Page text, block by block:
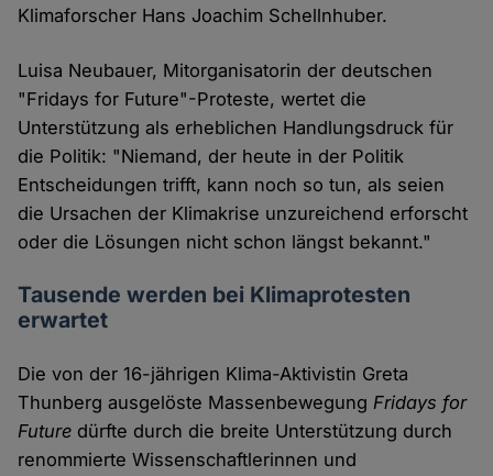
Klimaforscher Hans Joachim Schellnhuber.
Luisa Neubauer, Mitorganisatorin der deutschen
"Fridays for Future"-Proteste, wertet die
Unterstützung als erheblichen Handlungsdruck für
die Politik: "Niemand, der heute in der Politik
Entscheidungen trifft, kann noch so tun, als seien
die Ursachen der Klimakrise unzureichend erforscht
oder die Lösungen nicht schon längst bekannt."
Tausende werden bei Klimaprotesten
erwartet
Die von der 16-jährigen Klima-Aktivistin Greta
Thunberg ausgelöste MassenbewegungFridays for
Future dürfte durch die breite Unterstützung durch
renommierte Wissenschaftlerinnen und